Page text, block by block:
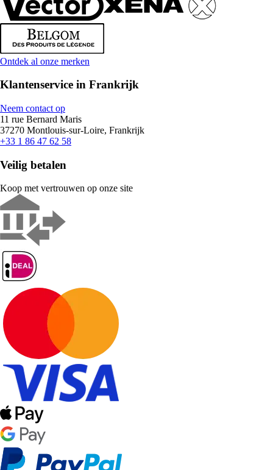
Ontdek al onze merken
Klantenservice in Frankrijk
Neem contact op
11 rue Bernard Maris
37270 Montlouis-sur-Loire, Frankrijk
+33 1 86 47 62 58
Veilig betalen
Koop met vertrouwen op onze site